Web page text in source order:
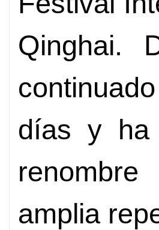
Qinghai.
días y ha
amplia